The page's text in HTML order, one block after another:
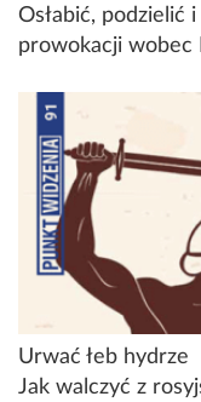
Osłabić, podzielić
prowokacji wobec
Urwać łeb hydrze
Jak walczyć z